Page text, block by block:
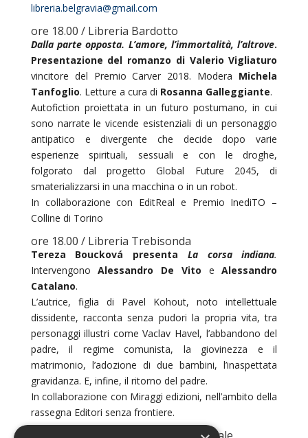
libreria.belgravia@gmail.com
ore 18.00 / Libreria Bardotto
Dalla parte opposta. L’amore, l’immortalità, l’altrove.
Presentazione del romanzo di Valerio Vigliaturo
vincitore del Premio Carver 2018. Modera Michela
Tanfoglio. Letture a cura di Rosanna Galleggiante.
Autofiction proiettata in un futuro postumano, in cui
sono narrate le vicende esistenziali di un personaggio
antipatico e divergente che decide dopo varie
esperienze spirituali, sessuali e con le droghe,
folgorato dal progetto Global Future 2045, di
smaterializzarsi in una macchina o in un robot.
In collaborazione con EditReal e Premio InediTO –
Colline di Torino
ore 18.00 / Libreria Trebisonda
Tereza Boucková presenta La corsa indiana.
IntervengonoAlessandro De Vito eAlessandro
Catalano.
L’autrice, figlia di Pavel Kohout, noto intellettuale
dissidente, racconta senza pudori la propria vita, tra
personaggi illustri come Vaclav Havel, l’abbandono del
padre, il regime comunista, la giovinezza e il
matrimonio, l’adozione di due bambini, l’inaspettata
gravidanza. E, infine, il ritorno del padre.
In collaborazione con Miraggi edizioni, nell’ambito della
rassegna Editori senza frontiere.